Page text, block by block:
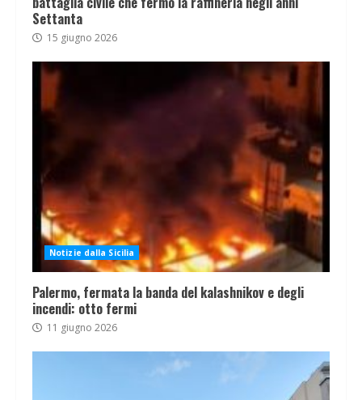
Settanta
15 giugno 2026
Notizie dalla Sicilia
Palermo, fermata la banda del kalashnikov e degli
incendi: otto fermi
11 giugno 2026